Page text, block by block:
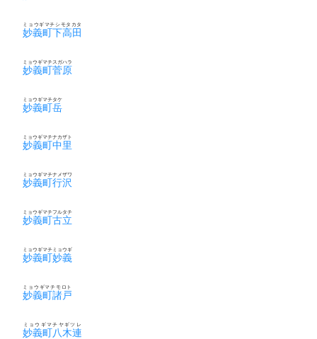
妙義町下高田
ミョウギマチシモタカタ
妙義町菅原
ミョウギマチスガハラ
妙義町岳
ミョウギマチタケ
妙義町中里
ミョウギマチナカザト
妙義町行沢
ミョウギマチナメザワ
妙義町古立
ミョウギマチフルタチ
妙義町妙義
ミョウギマチミョウギ
妙義町諸戸
ミョウギマチモロト
妙義町八木連
ミョウギマチヤギツレ